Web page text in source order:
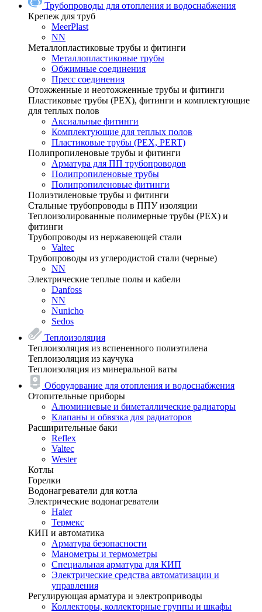
Трубопроводы для отопления и водоснабжения
Крепеж для труб
MeerPlast
NN
Металлопластиковые трубы и фитинги
Металлопластиковые трубы
Обжимные соединения
Пресс соединения
Отожженные и неотожженные трубы и фитинги
Пластиковые трубы (РЕХ), фитинги и комплектующие
для теплых полов
Аксиальные фитинги
Комплектующие для теплых полов
Пластиковые трубы (РЕХ, PERT)
Полипропиленовые трубы и фитинги
Арматура для ПП трубопроводов
Полипропиленовые трубы
Полипропиленовые фитинги
Полиэтиленовые трубы и фитинги
Стальные трубопроводы в ППУ изоляции
Теплоизолированные полимерные трубы (РЕХ) и
фитинги
Трубопроводы из нержавеющей стали
Valtec
Трубопроводы из углеродистой стали (черные)
NN
Электрические теплые полы и кабели
Danfoss
NN
Nunicho
Sedos
Теплоизоляция
Теплоизоляция из вспененного полиэтилена
Теплоизоляция из каучука
Теплоизоляция из минеральной ваты
Оборудование для отопления и водоснабжения
Отопительные приборы
Алюминиевые и биметаллические радиаторы
Клапаны и обвязка для радиаторов
Расширительные баки
Reflex
Valtec
Wester
Котлы
Горелки
Водонагреватели для котла
Электрические водонагреватели
Haier
Термекс
КИП и автоматика
Арматура безопасности
Манометры и термометры
Специальная арматура для КИП
Электрические средства автоматизации и
управления
Регулирующая арматура и электроприводы
Коллекторы, коллекторные группы и шкафы